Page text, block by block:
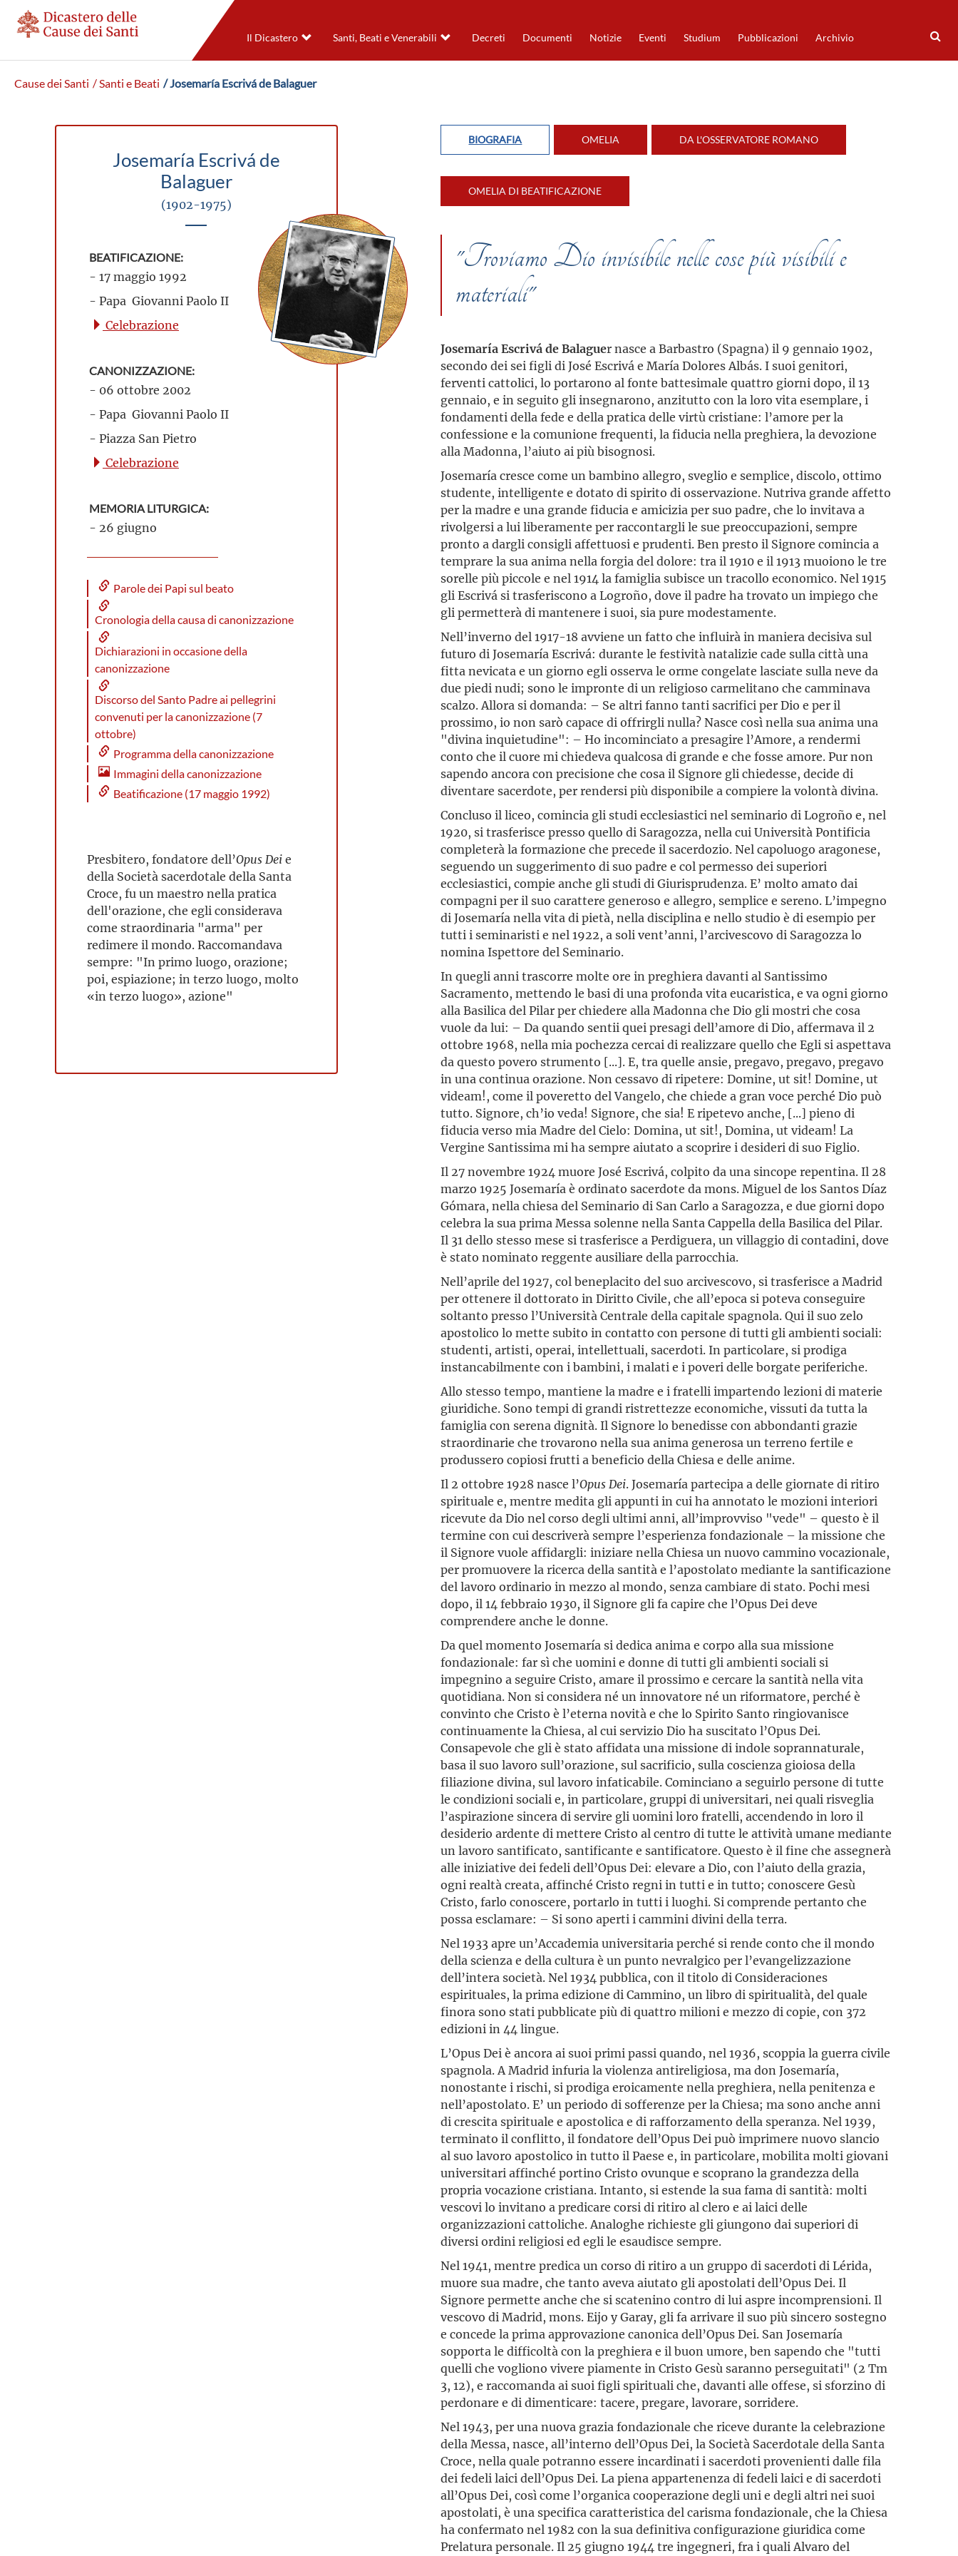
Il Dicastero Santi, Beati e Venerabili Decreti Documenti Notizie Eventi Studium Pubblicazioni Archivio
Cause dei Santi / Santi e Beati / Josemaría Escrivá de Balaguer
Josemaría Escrivá de
Balaguer
(1902-1975)
BEATIFICAZIONE:
- 17 maggio 1992
- Papa Giovanni Paolo II
Celebrazione
CANONIZZAZIONE:
- 06 ottobre 2002
- Papa Giovanni Paolo II
- Piazza San Pietro
Celebrazione
MEMORIA LITURGICA:
- 26 giugno
Parole dei Papi sul beato
Cronologia della causa di canonizzazione
Dichiarazioni in occasione della
canonizzazione
Discorso del Santo Padre ai pellegrini
convenuti per la canonizzazione (7
ottobre)
Programma della canonizzazione
Immagini della canonizzazione
Beatificazione (17 maggio 1992)
Presbitero, fondatore dell’Opus Deie
della Società sacerdotale della Santa
Croce, fu un maestro nella pratica
dell'orazione, che egli considerava
come straordinaria "arma" per
redimere il mondo. Raccomandava
sempre: "In primo luogo, orazione;
poi, espiazione; in terzo luogo, molto
«in terzo luogo», azione"
BIOGRAFIA OMELIA DA L'OSSERVATORE ROMANO
OMELIA DI BEATIFICAZIONE
"Troviamo Dio invisibile nelle cose più visibili e
materiali"
Josemaría Escrivá de Balaguer nasce a Barbastro (Spagna) il 9 gennaio 1902,
secondo dei sei figli di José Escrivá e María Dolores Albás. I suoi genitori,
ferventi cattolici, lo portarono al fonte battesimale quattro giorni dopo, il 13
gennaio, e in seguito gli insegnarono, anzitutto con la loro vita esemplare, i
fondamenti della fede e della pratica delle virtù cristiane: l’amore per la
confessione e la comunione frequenti, la fiducia nella preghiera, la devozione
alla Madonna, l’aiuto ai più bisognosi.
Josemaría cresce come un bambino allegro, sveglio e semplice, discolo, ottimo
studente, intelligente e dotato di spirito di osservazione. Nutriva grande affetto
per la madre e una grande fiducia e amicizia per suo padre, che lo invitava a
rivolgersi a lui liberamente per raccontargli le sue preoccupazioni, sempre
pronto a dargli consigli affettuosi e prudenti. Ben presto il Signore comincia a
temprare la sua anima nella forgia del dolore: tra il 1910 e il 1913 muoiono le tre
sorelle più piccole e nel 1914 la famiglia subisce un tracollo economico. Nel 1915
gli Escrivá si trasferiscono a Logroño, dove il padre ha trovato un impiego che
gli permetterà di mantenere i suoi, sia pure modestamente.
Nell’inverno del 1917-18 avviene un fatto che influirà in maniera decisiva sul
futuro di Josemaría Escrivá: durante le festività natalizie cade sulla città una
fitta nevicata e un giorno egli osserva le orme congelate lasciate sulla neve da
due piedi nudi; sono le impronte di un religioso carmelitano che camminava
scalzo. Allora si domanda: – Se altri fanno tanti sacrifici per Dio e per il
prossimo, io non sarò capace di offrirgli nulla? Nasce così nella sua anima una
"divina inquietudine": – Ho incominciato a presagire l’Amore, a rendermi
conto che il cuore mi chiedeva qualcosa di grande e che fosse amore. Pur non
sapendo ancora con precisione che cosa il Signore gli chiedesse, decide di
diventare sacerdote, per rendersi più disponibile a compiere la volontà divina.
Concluso il liceo, comincia gli studi ecclesiastici nel seminario di Logroño e, nel
1920, si trasferisce presso quello di Saragozza, nella cui Università Pontificia
completerà la formazione che precede il sacerdozio. Nel capoluogo aragonese,
seguendo un suggerimento di suo padre e col permesso dei superiori
ecclesiastici, compie anche gli studi di Giurisprudenza. E’ molto amato dai
compagni per il suo carattere generoso e allegro, semplice e sereno. L’impegno
di Josemaría nella vita di pietà, nella disciplina e nello studio è di esempio per
tutti i seminaristi e nel 1922, a soli vent’anni, l’arcivescovo di Saragozza lo
nomina Ispettore del Seminario.
In quegli anni trascorre molte ore in preghiera davanti al Santissimo
Sacramento, mettendo le basi di una profonda vita eucaristica, e va ogni giorno
alla Basilica del Pilar per chiedere alla Madonna che Dio gli mostri che cosa
vuole da lui: – Da quando sentii quei presagi dell’amore di Dio, affermava il 2
ottobre 1968, nella mia pochezza cercai di realizzare quello che Egli si aspettava
da questo povero strumento [...]. E, tra quelle ansie, pregavo, pregavo, pregavo
in una continua orazione. Non cessavo di ripetere: Domine, ut sit! Domine, ut
videam!, come il poveretto del Vangelo, che chiede a gran voce perché Dio può
tutto. Signore, ch’io veda! Signore, che sia! E ripetevo anche, [...] pieno di
fiducia verso mia Madre del Cielo: Domina, ut sit!, Domina, ut videam! La
Vergine Santissima mi ha sempre aiutato a scoprire i desideri di suo Figlio.
Il 27 novembre 1924 muore José Escrivá, colpito da una sincope repentina. Il 28
marzo 1925 Josemaría è ordinato sacerdote da mons. Miguel de los Santos Díaz
Gómara, nella chiesa del Seminario di San Carlo a Saragozza, e due giorni dopo
celebra la sua prima Messa solenne nella Santa Cappella della Basilica del Pilar.
Il 31 dello stesso mese si trasferisce a Perdiguera, un villaggio di contadini, dove
è stato nominato reggente ausiliare della parrocchia.
Nell’aprile del 1927, col beneplacito del suo arcivescovo, si trasferisce a Madrid
per ottenere il dottorato in Diritto Civile, che all’epoca si poteva conseguire
soltanto presso l’Università Centrale della capitale spagnola. Qui il suo zelo
apostolico lo mette subito in contatto con persone di tutti gli ambienti sociali:
studenti, artisti, operai, intellettuali, sacerdoti. In particolare, si prodiga
instancabilmente con i bambini, i malati e i poveri delle borgate periferiche.
Allo stesso tempo, mantiene la madre e i fratelli impartendo lezioni di materie
giuridiche. Sono tempi di grandi ristrettezze economiche, vissuti da tutta la
famiglia con serena dignità. Il Signore lo benedisse con abbondanti grazie
straordinarie che trovarono nella sua anima generosa un terreno fertile e
produssero copiosi frutti a beneficio della Chiesa e delle anime.
Il 2 ottobre 1928 nasce l’Opus Dei. Josemaría partecipa a delle giornate di ritiro
spirituale e, mentre medita gli appunti in cui ha annotato le mozioni interiori
ricevute da Dio nel corso degli ultimi anni, all’improvviso "vede" – questo è il
termine con cui descriverà sempre l’esperienza fondazionale – la missione che
il Signore vuole affidargli: iniziare nella Chiesa un nuovo cammino vocazionale,
per promuovere la ricerca della santità e l’apostolato mediante la santificazione
del lavoro ordinario in mezzo al mondo, senza cambiare di stato. Pochi mesi
dopo, il 14 febbraio 1930, il Signore gli fa capire che l’Opus Dei deve
comprendere anche le donne.
Da quel momento Josemaría si dedica anima e corpo alla sua missione
fondazionale: far sì che uomini e donne di tutti gli ambienti sociali si
impegnino a seguire Cristo, amare il prossimo e cercare la santità nella vita
quotidiana. Non si considera né un innovatore né un riformatore, perché è
convinto che Cristo è l’eterna novità e che lo Spirito Santo ringiovanisce
continuamente la Chiesa, al cui servizio Dio ha suscitato l’Opus Dei.
Consapevole che gli è stato affidata una missione di indole soprannaturale,
basa il suo lavoro sull’orazione, sul sacrificio, sulla coscienza gioiosa della
filiazione divina, sul lavoro infaticabile. Cominciano a seguirlo persone di tutte
le condizioni sociali e, in particolare, gruppi di universitari, nei quali risveglia
l’aspirazione sincera di servire gli uomini loro fratelli, accendendo in loro il
desiderio ardente di mettere Cristo al centro di tutte le attività umane mediante
un lavoro santificato, santificante e santificatore. Questo è il fine che assegnerà
alle iniziative dei fedeli dell’Opus Dei: elevare a Dio, con l’aiuto della grazia,
ogni realtà creata, affinché Cristo regni in tutti e in tutto; conoscere Gesù
Cristo, farlo conoscere, portarlo in tutti i luoghi. Si comprende pertanto che
possa esclamare: – Si sono aperti i cammini divini della terra.
Nel 1933 apre un’Accademia universitaria perché si rende conto che il mondo
della scienza e della cultura è un punto nevralgico per l’evangelizzazione
dell’intera società. Nel 1934 pubblica, con il titolo di Consideraciones
espirituales, la prima edizione di Cammino, un libro di spiritualità, del quale
finora sono stati pubblicate più di quattro milioni e mezzo di copie, con 372
edizioni in 44 lingue.
L’Opus Dei è ancora ai suoi primi passi quando, nel 1936, scoppia la guerra civile
spagnola. A Madrid infuria la violenza antireligiosa, ma don Josemaría,
nonostante i rischi, si prodiga eroicamente nella preghiera, nella penitenza e
nell’apostolato. E’ un periodo di sofferenze per la Chiesa; ma sono anche anni
di crescita spirituale e apostolica e di rafforzamento della speranza. Nel 1939,
terminato il conflitto, il fondatore dell’Opus Dei può imprimere nuovo slancio
al suo lavoro apostolico in tutto il Paese e, in particolare, mobilita molti giovani
universitari affinché portino Cristo ovunque e scoprano la grandezza della
propria vocazione cristiana. Intanto, si estende la sua fama di santità: molti
vescovi lo invitano a predicare corsi di ritiro al clero e ai laici delle
organizzazioni cattoliche. Analoghe richieste gli giungono dai superiori di
diversi ordini religiosi ed egli le esaudisce sempre.
Nel 1941, mentre predica un corso di ritiro a un gruppo di sacerdoti di Lérida,
muore sua madre, che tanto aveva aiutato gli apostolati dell’Opus Dei. Il
Signore permette anche che si scatenino contro di lui aspre incomprensioni. Il
vescovo di Madrid, mons. Eijo y Garay, gli fa arrivare il suo più sincero sostegno
e concede la prima approvazione canonica dell’Opus Dei. San Josemaría
sopporta le difficoltà con la preghiera e il buon umore, ben sapendo che "tutti
quelli che vogliono vivere piamente in Cristo Gesù saranno perseguitati" (2 Tm
3, 12), e raccomanda ai suoi figli spirituali che, davanti alle offese, si sforzino di
perdonare e di dimenticare: tacere, pregare, lavorare, sorridere.
Nel 1943, per una nuova grazia fondazionale che riceve durante la celebrazione
della Messa, nasce, all’interno dell’Opus Dei, la Società Sacerdotale della Santa
Croce, nella quale potranno essere incardinati i sacerdoti provenienti dalle fila
dei fedeli laici dell’Opus Dei. La piena appartenenza di fedeli laici e di sacerdoti
all’Opus Dei, così come l’organica cooperazione degli uni e degli altri nei suoi
apostolati, è una specifica caratteristica del carisma fondazionale, che la Chiesa
ha confermato nel 1982 con la sua definitiva configurazione giuridica come
Prelatura personale. Il 25 giugno 1944 tre ingegneri, fra i quali Alvaro del